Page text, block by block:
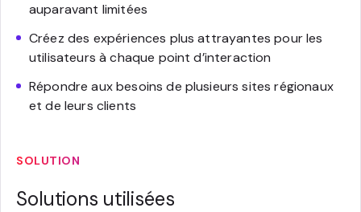
auparavant limitées
Créez des expériences plus attrayantes pour les
utilisateurs à chaque point d’interaction
Répondre aux besoins de plusieurs sites régionaux
et de leurs clients
SOLUTION
Solutions utilisées